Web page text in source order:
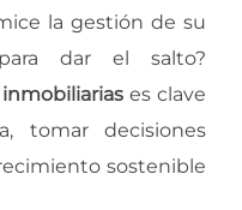
la gestión de su
dar el salto?
inmobiliariases clave
tomar decisiones
sostenible